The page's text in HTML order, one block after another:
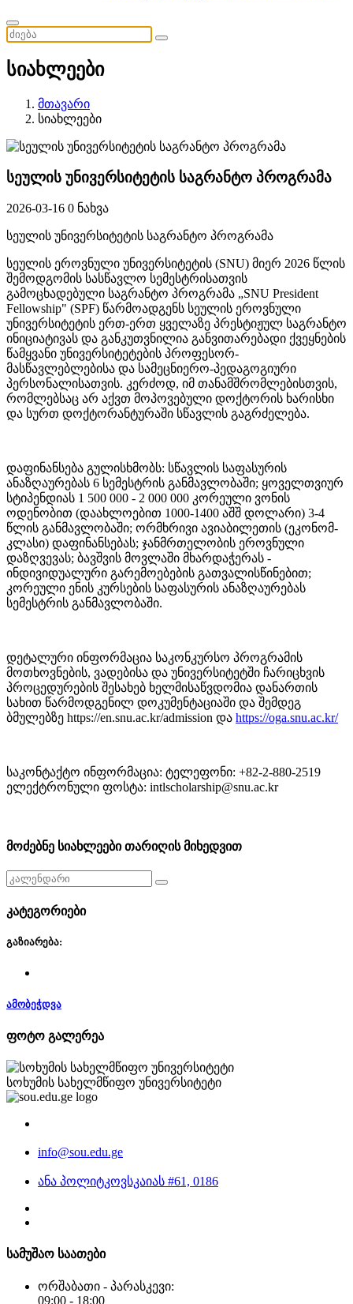
სიახლეები
მთავარი
სიახლეები
სეულის უნივერსიტეტის საგრანტო პროგრამა
2026-03-16 0 ნახვა
სეულის უნივერსიტეტის საგრანტო პროგრამა
სეულის ეროვნული უნივერსიტეტის (SNU) მიერ 2026 წლის
შემოდგომის სასწავლო სემესტრისათვის
გამოცხადებული საგრანტო პროგრამა „SNU President
Fellowship" (SPF) წარმოადგენს სეულის ეროვნული
უნივერსიტეტის ერთ-ერთ ყველაზე პრესტიჟულ საგრანტო
ინიციატივას და განკუთვნილია განვითარებადი ქვეყნების
წამყვანი უნივერსიტეტების პროფესორ-
მასწავლებლებისა და სამეცნიერო-პედაგოგიური
პერსონალისათვის. კერძოდ, იმ თანამშრომლებისთვის,
რომლებსაც არ აქვთ მოპოვებული დოქტორის ხარისხი
და სურთ დოქტორანტურაში სწავლის გაგრძელება.
დაფინანსება გულისხმობს: სწავლის საფასურის
ანაზღაურებას 6 სემესტრის განმავლობაში; ყოველთვიურ
სტიპენდიას 1 500 000 - 2 000 000 კორეული ვონის
ოდენობით (დაახლოებით 1000-1400 აშშ დოლარი) 3-4
წლის განმავლობაში; ორმხრივი ავიაბილეთის (ეკონომ-
კლასი) დაფინანსებას; ჯანმრთელობის ეროვნული
დაზღვევას; ბავშვის მოვლაში მხარდაჭერას -
ინდივიდუალური გარემოებების გათვალისწინებით;
კორეული ენის კურსების საფასურის ანაზღაურებას
სემესტრის განმავლობაში.
დეტალური ინფორმაცია საკონკურსო პროგრამის
მოთხოვნების, ვადებისა და უნივერსიტეტში ჩარიცხვის
პროცედურების შესახებ ხელმისაწვდომია დანართის
სახით წარმოდგენილ დოკუმენტაციაში და შემდეგ
ბმულებზე https://en.snu.ac.kr/admission და https://oga.snu.ac.kr/
საკონტაქტო ინფორმაცია: ტელეფონი: +82-2-880-2519
ელექტრონული ფოსტა: intlscholarship@snu.ac.kr
მოძებნე სიახლეები თარიღის მიხედვით
კატეგორიები
გაზიარება:
ამობეჭდვა
ფოტო გალერეა
სოხუმის სახელმწიფო უნივერსიტეტი
info@sou.edu.ge
ანა პოლიტკოვსკაიას #61, 0186
სამუშაო საათები
ორშაბათი - პარასკევი:
09:00 - 18:00